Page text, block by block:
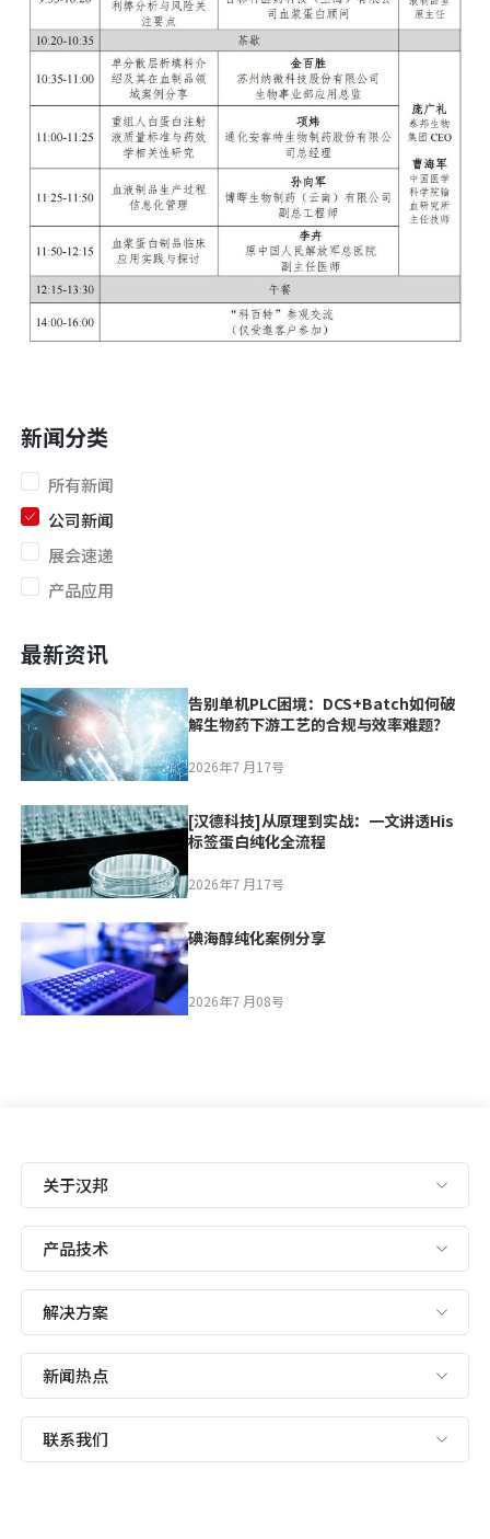
新闻分类
所有新闻
公司新闻
展会速递
产品应用
最新资讯
告别单机PLC困境：DCS+Batch如何破
解生物药下游工艺的合规与效率难题？
2026年7 月17号
[汉德科技]从原理到实战：一文讲透His
标签蛋白纯化全流程
2026年7 月17号
碘海醇纯化案例分享
2026年7 月08号
关于汉邦
产品技术
解决方案
新闻热点
联系我们